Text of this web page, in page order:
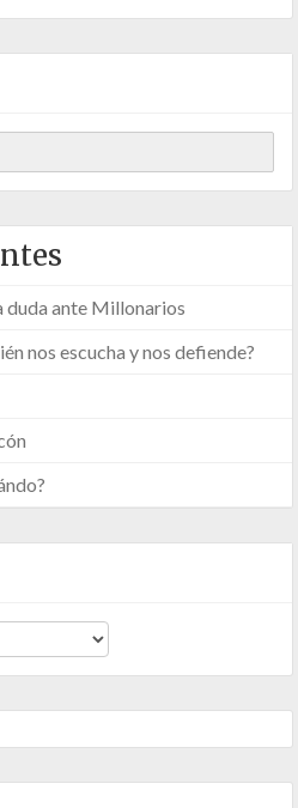
duda ante Millonarios
nos escucha y nos defiende?